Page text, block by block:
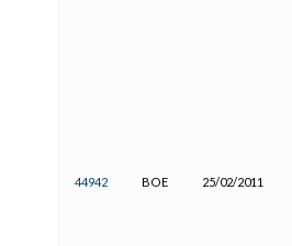
44942 BOE 25/02/2011